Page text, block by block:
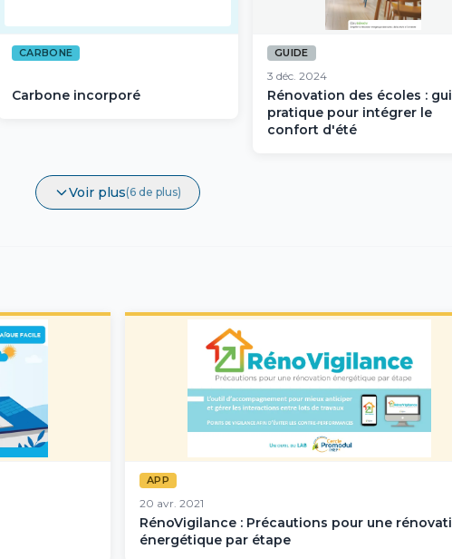
CARBONE
Carbone incorporé
GUIDE
3 déc. 2024
Rénovation des écoles :
pratique pour intégrer le
confort d'été
Voir plus(6 de plus)
APP
20 avr. 2021
RénoVigilance : Précautions pour une
énergétique par étape